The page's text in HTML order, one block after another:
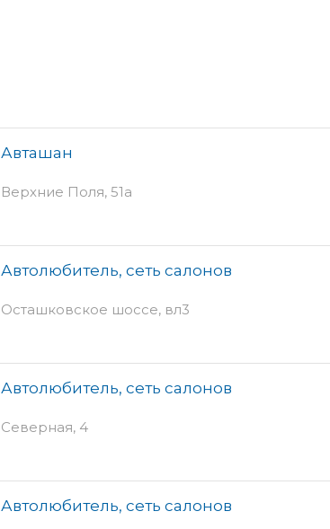
Авташан
Верхние Поля, 51а
Автолюбитель, сеть салонов
Осташковское шоссе, вл3
Автолюбитель, сеть салонов
Северная, 4
Автолюбитель, сеть салонов